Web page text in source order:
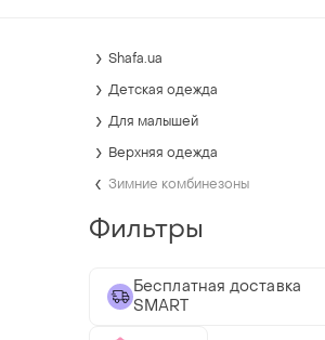
Shafa.ua
Детская одежда
Для малышей
Верхняя одежда
Зимние комбинезоны
Фильтры
Бесплатная доставка
SMART